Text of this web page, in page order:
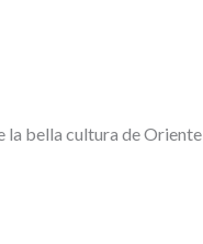
la bella cultura de Oriente